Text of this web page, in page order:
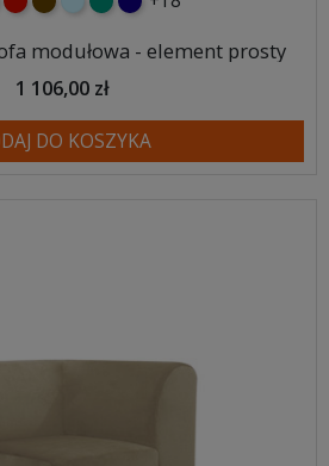
modułowa - element prosty
1 106,00 zł
DO KOSZYKA